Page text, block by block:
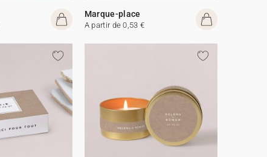
Marque-place
A partir de 0,53 €